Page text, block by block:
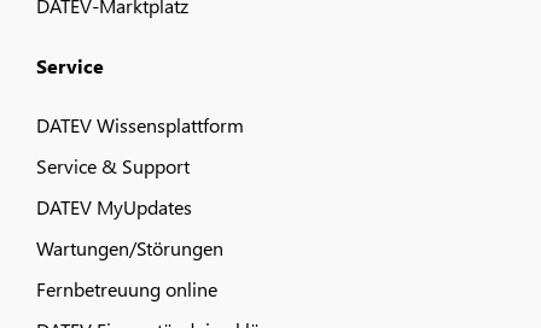
DATEV-Marktplatz
Service
DATEV Wissensplattform
Service & Support
DATEV MyUpdates
Wartungen/Störungen
Fernbetreuung online